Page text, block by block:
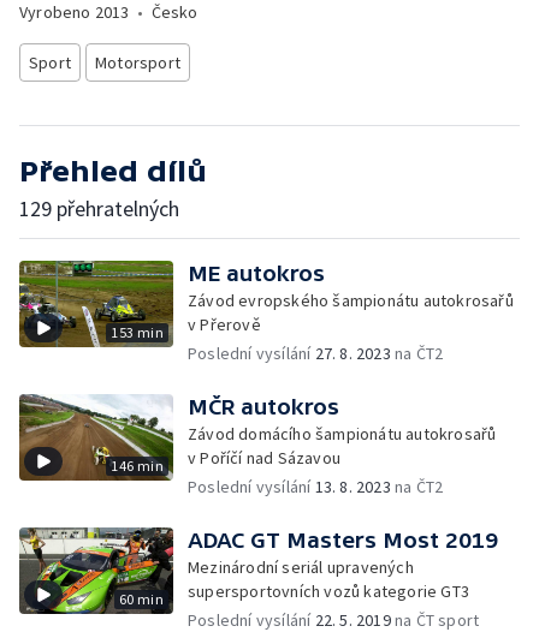
Vyrobeno 2013 • Česko
Sport Motorsport
Přehled dílů
129 přehratelných
153 min
ME autokros
Závod evropského šampionátu autokrosařů
v Přerově
Poslední vysílání 27. 8. 2023 na ČT2
146 min
MČR autokros
Závod domácího šampionátu autokrosařů
v Poříčí nad Sázavou
Poslední vysílání13. 8. 2023 na ČT2
60 min
ADAC GT Masters Most 2019
Mezinárodní seriál upravených
supersportovních vozů kategorie GT3
Poslední vysílání 22. 5. 2019na ČT sport